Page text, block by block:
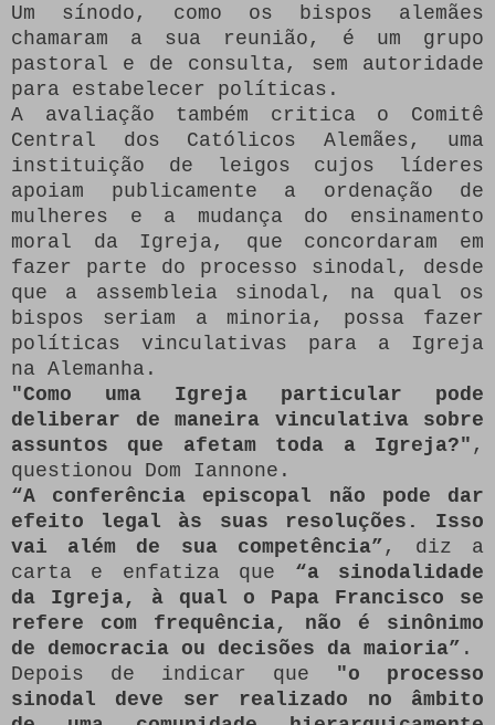
Um sínodo, como os bispos alemães
chamaram a sua reunião, é um grupo
pastoral e de consulta, sem autoridade
para estabelecer políticas.
A avaliação também critica o Comitê
Central dos Católicos Alemães, uma
instituição de leigos cujos líderes
apoiam publicamente a ordenação de
mulheres e a mudança do ensinamento
moral da Igreja, que concordaram em
fazer parte do processo sinodal, desde
que a assembleia sinodal, na qual os
bispos seriam a minoria, possa fazer
políticas vinculativas para a Igreja
na Alemanha.
"Como uma Igreja particular pode
deliberar de maneira vinculativa sobre
assuntos que afetam toda a Igreja?" ,
questionou Dom Iannone.
“A conferência episcopal não pode dar
efeito legal às suas resoluções. Isso
vai além de sua competência” , diz a
carta e enfatiza que “a sinodalidade
da Igreja, à qual o Papa Francisco se
refere com frequência, não é sinônimo
de democracia ou decisões da maioria” .
Depois de indicar que "o processo
sinodal deve ser realizado no âmbito